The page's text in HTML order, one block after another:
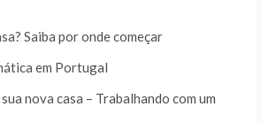
Saiba por onde começar
em Portugal
nova casa – Trabalhando com um